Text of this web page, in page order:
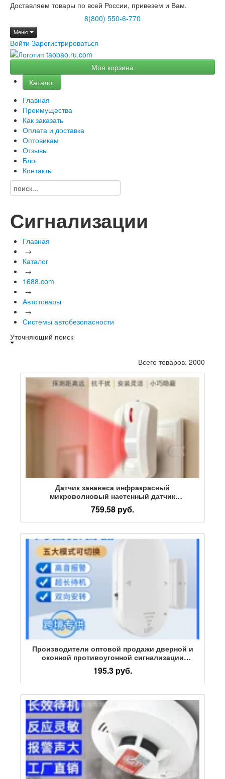
Доставляем товары по всей России, привезем и Вам.
8(800) 550-6-770
Меню
Войти Зарегистрироваться
Моя корзина
Каталог
Главная
Преимущества
Как заказать
Оплата и доставка
Оптовикам
Отзывы
Блог
Контакты
Сигнализации
Главная
→
Каталог
→
1688.com
→
Автотовары
→
Системы автобезопасности
Уточняющий поиск
Всего товаров: 2000
Датчик занавеса инфракрасный
микроволновый настенный датчик
автоматической сигнализации детектор
охранной системы
759.58 руб.
Производители оптовой продажи дверной и
оконной противоугонной сигнализации
бытовая многофункциональная дверная
магнитная сигнализация противоугонная
сигнализация с высоким децибелом
195.3 руб.